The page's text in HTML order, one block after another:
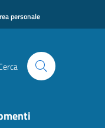
personale